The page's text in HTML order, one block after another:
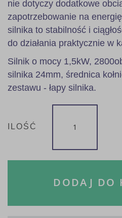
nie dotyczy dodatkowe
zapotrzebowanie na
silnika to stabilność i
do działania praktycznie w
Silnik o mocy 1,5kW,
silnika 24mm, średnica
zestawu - łapy silnika.
ILOŚĆ
DODAJ DO